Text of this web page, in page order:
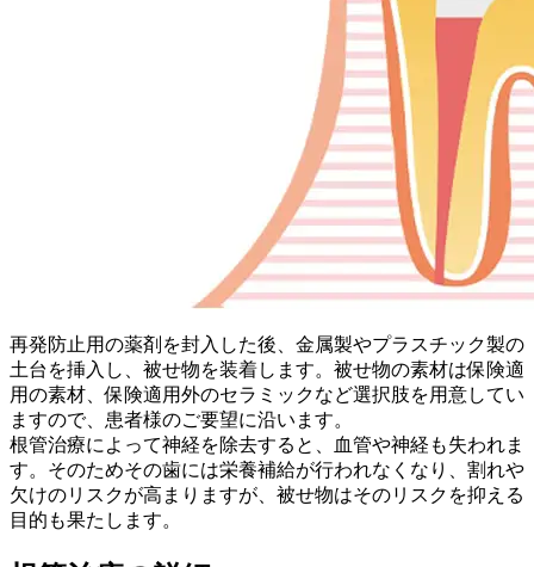
再発防止用の薬剤を封入した後、金属製やプラスチック製の
土台を挿入し、被せ物を装着します。被せ物の素材は保険適
用の素材、保険適用外のセラミックなど選択肢を用意してい
ますので、患者様のご要望に沿います。
根管治療によって神経を除去すると、血管や神経も失われま
す。そのためその歯には栄養補給が行われなくなり、割れや
欠けのリスクが高まりますが、被せ物はそのリスクを抑える
目的も果たします。